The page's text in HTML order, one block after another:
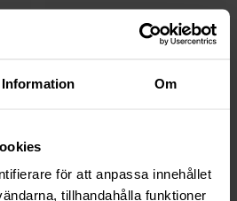
Information Om
för att anpassa innehållet
tillhandahålla funktioner
Auf Lager